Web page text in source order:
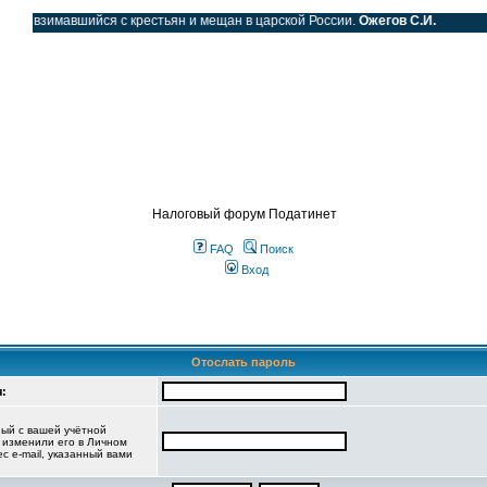
, взимавшийся с крестьян и мещан в царской России.Ожегов С.И.
Налоговый форум Податинет
FAQ
Поиск
Вход
Отослать пароль
с вашей учётной
его в Личном
e-mail, указанный вами